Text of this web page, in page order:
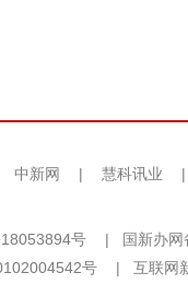
中新网 | 慧科讯业 |
号 | 国新办
号
| 互联网